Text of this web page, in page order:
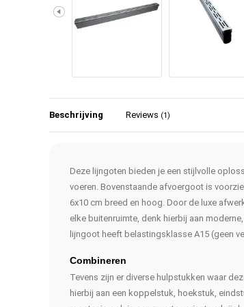
Beschrijving Reviews (1)
Deze lijngoten bieden je een stijlvolle
voeren. Bovenstaande afvoergoot is
6x10 cm breed en hoog. Door de luxe
elke buitenruimte, denk hierbij aan
lijngoot heeft belastingsklasse A15 (geen
Combineren
Tevens zijn er diverse hulpstukken waar
hierbij aan een koppelstuk, hoekstuk,